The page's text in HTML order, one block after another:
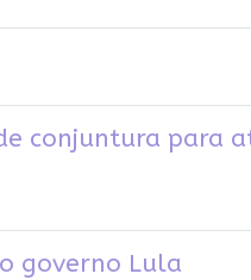
conjuntura para
governo Lula